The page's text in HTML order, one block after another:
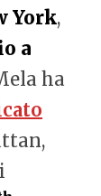
York,
a
ha